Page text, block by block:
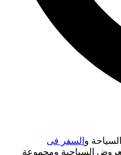
و السفر فى
السياحية ومجموعة